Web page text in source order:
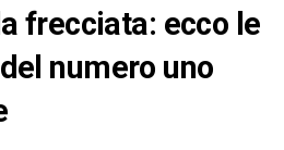
frecciata: ecco le
numero uno